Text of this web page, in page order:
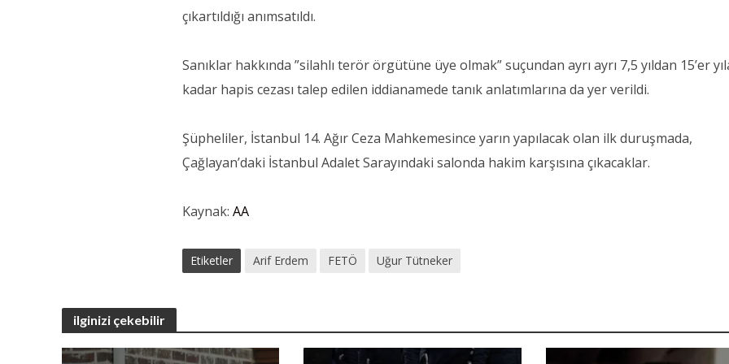
çıkartıldığı anımsatıldı.
Sanıklar hakkında ”silahlı terör örgütüne üye olmak” suçundan ayrı ayrı 7,5 yıldan 15’er
kadar hapis cezası talep edilen iddianamede tanık anlatımlarına da yer verildi.
Şüpheliler, İstanbul 14. Ağır Ceza Mahkemesince yarın yapılacak olan ilk duruşmada,
Çağlayan’daki İstanbul Adalet Sarayındaki salonda hakim karşısına çıkacaklar.
Kaynak:AA
Etiketler Arif Erdem FETÖ Uğur Tütneker
ilginizi çekebilir